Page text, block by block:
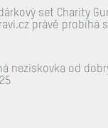
set Charity
právě probíhá
neziskovka od